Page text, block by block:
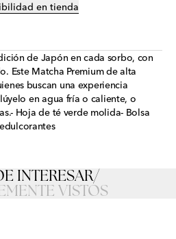
en tienda
de Japón en cada sorbo, con
Este Matcha Premium de alta
buscan una experiencia
en agua fría o caliente, o
Hoja de té verde molida- Bolsa
INTERESAR/
VISTOS